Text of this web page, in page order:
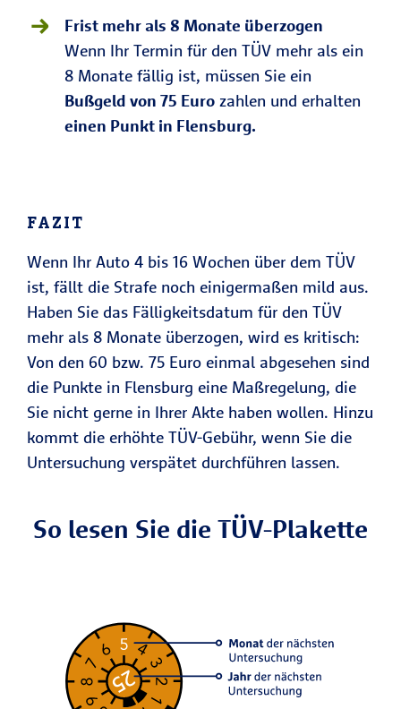
Frist mehr als 8 Monate überzogen
Wenn Ihr Termin für den TÜV mehr als ein
8 Monate fällig ist, müssen Sie ein
Bußgeld von 75 Euro zahlen und erhalten
einen Punkt in Flensburg.
FAZIT
Wenn Ihr Auto 4 bis 16 Wochen über dem TÜV
ist, fällt die Strafe noch einigermaßen mild aus.
Haben Sie das Fälligkeitsdatum für den TÜV
mehr als 8 Monate überzogen, wird es kritisch:
Von den 60 bzw. 75 Euro einmal abgesehen sind
die Punkte in Flensburg eine Maßregelung, die
Sie nicht gerne in Ihrer Akte haben wollen. Hinzu
kommt die erhöhte TÜV-Gebühr, wenn Sie die
Untersuchung verspätet durchführen lassen.
So lesen Sie die TÜV-Plakette